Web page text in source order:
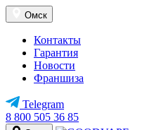
Омск
Контакты
Гарантия
Новости
Франшиза
Telegram
8 800 505 36 85